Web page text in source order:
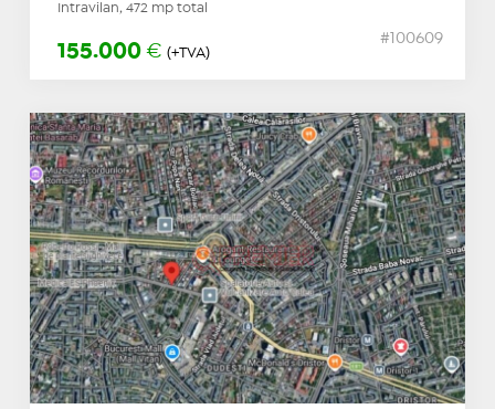
Intravilan, 472 mp total
155.000 € (+TVA)
#100609